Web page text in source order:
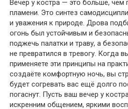
Вечер у костра — это больше, чем
пламени. Это синтез
и уважения к природе. Дрова
огонь был устойчивым и
поджечь палатки и траву, а
не превратился в тревогу. Когда
применяете эти принципы на
создаёте комфортную ночь, вы
будет согревать вас ещё долго
погаснут. Пусть ваш вечер у
искренним общением, яркими